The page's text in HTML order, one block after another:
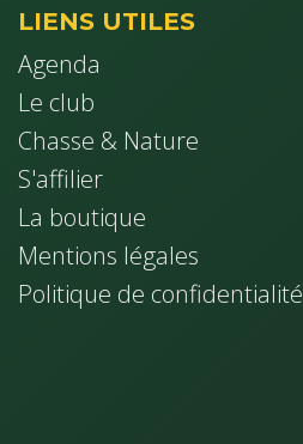
LIENS UTILES
Agenda
Le club
Chasse & Nature
S'affilier
La boutique
Mentions légales
Politique de confidentialité